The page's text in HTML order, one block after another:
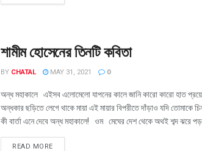
শামীম হোসেনের তিনটি কবিতা
BY CHATAL MAY 31, 2021 0
অন্ধ মহাকালে এইসব এলোমেলো যাপনের কালে জানি কারো কারো হাত
অন্ধকার ছড়িতে লেগে থাকে মায়া এই মায়ার বিপরীতে দাঁড়াও যদি
কী বার্তা এনে দেবে অন্ধ মহাকালে! ওম মেঘের দেশ থেকে অথই শব্দ ঝরে
READ MORE